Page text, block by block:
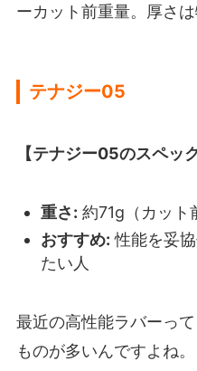
ーカット前重量。厚さ
テナジー05
【テナジー05のスペック
重さ: 約71g（カット
おすすめ: 性能を妥
たい人
最近の高性能ラバーっ
ものが多いんですよね。